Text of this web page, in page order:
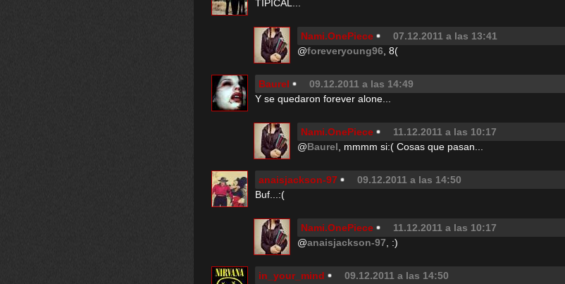
TIPICAL...
Nami.OnePiece 07.12.2011 a las 13:41
@foreveryoung96 , 8(
Baurel 09.12.2011 a las 14:49
Y se quedaron forever alone...
Nami.OnePiece 11.12.2011 a las 10:17
@Baurel , mmmm si:( Cosas que pasan...
anaisjackson-97 09.12.2011 a las 14:50
Buf...:(
Nami.OnePiece 11.12.2011 a las 10:17
@anaisjackson-97 , :)
in_your_mind 09.12.2011 a las 14:50